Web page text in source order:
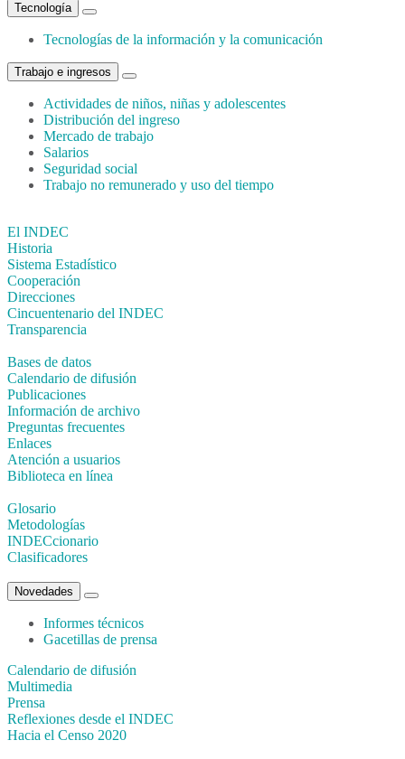
Tecnología
Tecnologías de la información y la comunicación
Trabajo e ingresos
Actividades de niños, niñas y adolescentes
Distribución del ingreso
Mercado de trabajo
Salarios
Seguridad social
Trabajo no remunerado y uso del tiempo
El INDEC
Historia
Sistema Estadístico
Cooperación
Direcciones
Cincuentenario del INDEC
Transparencia
Bases de datos
Calendario de difusión
Publicaciones
Información de archivo
Preguntas frecuentes
Enlaces
Atención a usuarios
Biblioteca en línea
Glosario
Metodologías
INDECcionario
Clasificadores
Novedades
Informes técnicos
Gacetillas de prensa
Calendario de difusión
Multimedia
Prensa
Reflexiones desde el INDEC
Hacia el Censo 2020